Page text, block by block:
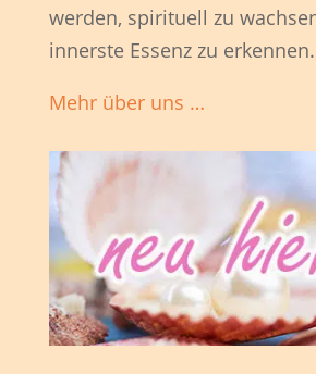
werden, spirituell zu
innerste Essenz zu erkennen.
Mehr über uns …